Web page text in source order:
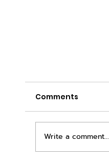
Comments
Write a comment...